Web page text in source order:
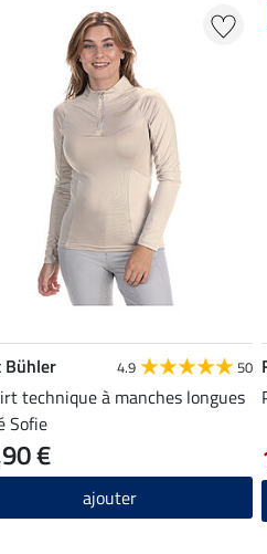
Bühler 4.9 50
technique à manches longues
Sofie
€
ajouter